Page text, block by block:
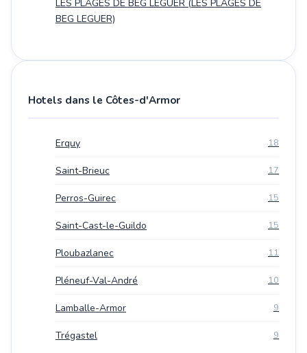
LES PLAGES DE BEG LEGUER (LES PLAGES DE
BEG LEGUER)
Hotels dans le Côtes-d'Armor
Erquy 18
Saint-Brieuc 17
Perros-Guirec 15
Saint-Cast-le-Guildo 15
Ploubazlanec 11
Pléneuf-Val-André 10
Lamballe-Armor 9
Trégastel 9